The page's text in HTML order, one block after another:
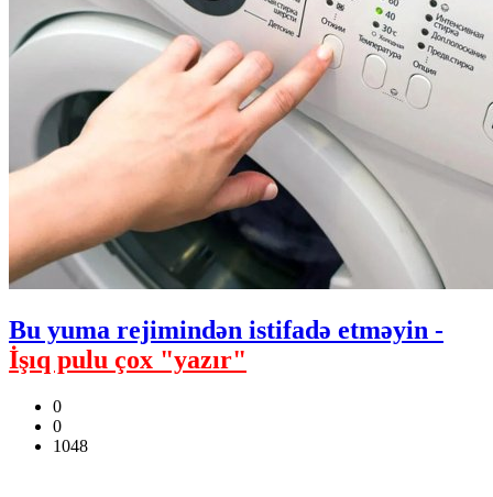
Bu yuma rejimindən istifadə etməyin -
İşıq pulu çox "yazır"
0
0
1048